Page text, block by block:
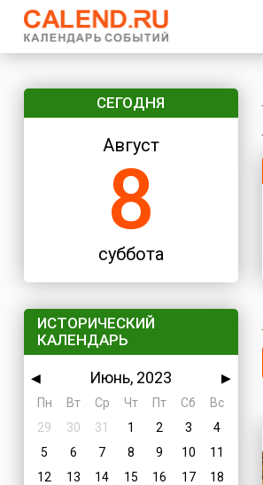
СЕГОДНЯ
Август
8
суббота
ИСТОРИЧЕСКИЙ
КАЛЕНДАРЬ
◀ Июнь, 2023
▶
Пн
Вт Ср Чт Пт Сб
Вс
29
30 31 1 2 3
4
5
6 7 8 9 10
11
12
13 14 15 16 17
18